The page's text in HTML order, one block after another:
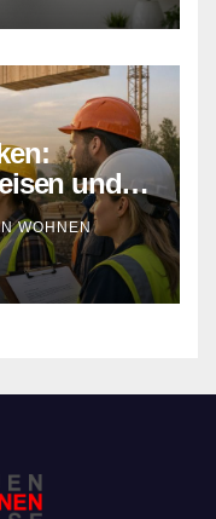
und
Überblick
WOHNEN